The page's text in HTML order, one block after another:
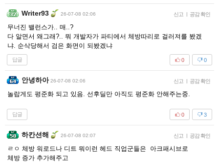
Writer93 26-07-08 02:06 신고 | 공감 확인
무너진 밸런스가.. 매..?
다 알면서 왜그래?.. 뭐 개발자가 파티에서 체방따리로 걸러져를 봤겠
냐. 순삭당해서 검은 화면이 되봤겠냐
답글 0
0
안녕하아 26-07-08 02:06 신고 | 공감 확인
놀랍게도 평준화 되고 있음. 선후딜만 아직도 평준화 안해주는중.
답글 3
0
하칸션해 26-07-08 02:07 신고 | 공감 확인
ㄹㅇ 체방 워로드나 디트 뭐이런 헤드 직업군들은 아크패시브로
체방 증가 추가해주고